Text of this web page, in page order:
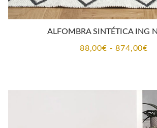
ALFOMBRA SINTÉTICA ING
88,00€ - 874,00€